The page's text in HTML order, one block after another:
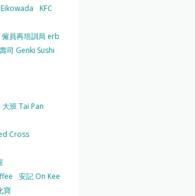
Eikowada
KFC
僱員再培訓局 erb
司 Genki Sushi
大班 Tai Pan
Cross
安記 On Kee
寶